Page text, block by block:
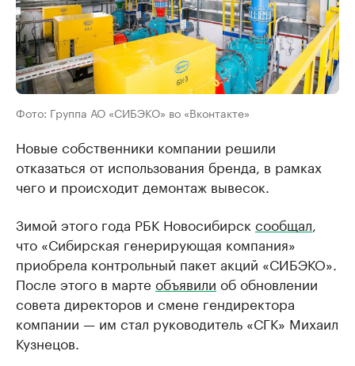
Фото: Группа АО «СИБЭКО» во «Вконтакте»
Новые собственники компании решили
отказаться от использования бренда, в рамках
чего и происходит демонтаж вывесок.
Зимой этого года РБК Новосибирск сообщал
что «Сибирская генерирующая компания»
приобрела контрольный пакет акций «СИБЭКО».
После этого в марте объявили об обновлении
совета директоров и смене гендиректора
компании — им стал руководитель «СГК» Михаил
Кузнецов.